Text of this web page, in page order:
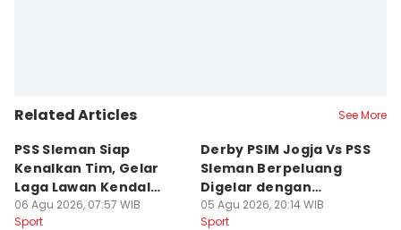
Related Articles See More
PSS Sleman Siap
Kenalkan Tim, Gelar
Laga Lawan Kendal
Tornado FC
06 Agu 2026, 07:57 WIB
Sport
Derby PSIM Jogja Vs PSS
Sleman Berpeluang
Digelar dengan
Penonton
05 Agu 2026, 20:14 WIB
Sport